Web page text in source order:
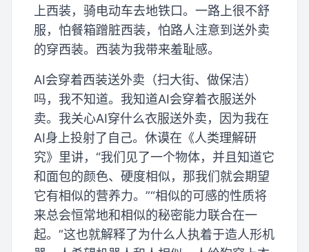
上西装，骑电动车去地铁口。一路上很不舒
服，怕餐箱蹭脏西装，怕路人注意到送外卖
的穿西装。西装为我带来羞耻感。
AI会穿着西装送外卖（扫大街、做保洁）
吗，我不知道。我知道AI会穿着衣服送外
卖。我关心AI穿什么衣服送外卖，因为我在
AI身上投射了自己。休谟在《人类理解研
究》里讲，“我们见了一个物体，并且知道它
和面包的颜色、硬度相似，那我们就会期望
它有相似的营养力。”“相似的可感的性质将
来总会恒常地和相似的秘密能力联合在一
起。”这也就解释了为什么人执着于造人形机